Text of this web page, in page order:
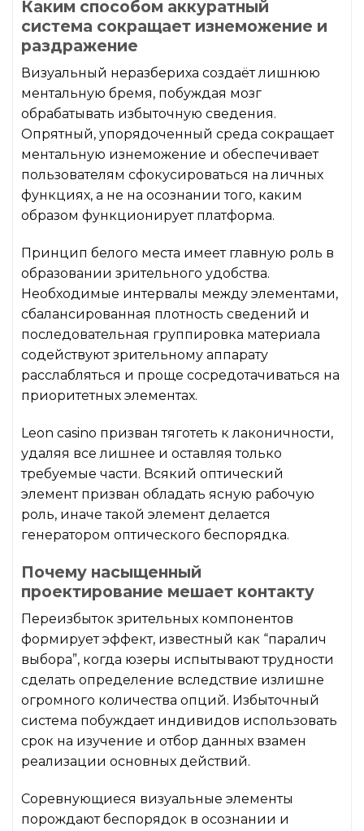
Каким способом аккуратный
система сокращает изнеможение и
раздражение
Визуальный неразбериха создаёт лишнюю
ментальную бремя, побуждая мозг
обрабатывать избыточную сведения.
Опрятный, упорядоченный среда сокращает
ментальную изнеможение и обеспечивает
пользователям сфокусироваться на личных
функциях, а не на осознании того, каким
образом функционирует платформа.
Принцип белого места имеет главную роль в
образовании зрительного удобства.
Необходимые интервалы между элементами,
сбалансированная плотность сведений и
последовательная группировка материала
содействуют зрительному аппарату
расслабляться и проще сосредотачиваться на
приоритетных элементах.
Leon casino призван тяготеть к лаконичности,
удаляя все лишнее и оставляя только
требуемые части. Всякий оптический
элемент призван обладать ясную рабочую
роль, иначе такой элемент делается
генератором оптического беспорядка.
Почему насыщенный
проектирование мешает контакту
Переизбыток зрительных компонентов
формирует эффект, известный как “паралич
выбора”, когда юзеры испытывают трудности
сделать определение вследствие излишне
огромного количества опций. Избыточный
система побуждает индивидов использовать
срок на изучение и отбор данных взамен
реализации основных действий.
Соревнующиеся визуальные элементы
порождают беспорядок в осознании и